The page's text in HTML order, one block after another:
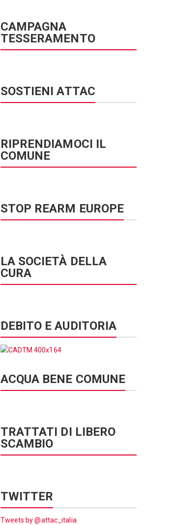
CAMPAGNA
TESSERAMENTO
SOSTIENI ATTAC
RIPRENDIAMOCI IL
COMUNE
STOP REARM EUROPE
LA SOCIETÀ DELLA
CURA
DEBITO E AUDITORIA
ACQUA BENE COMUNE
TRATTATI DI LIBERO
SCAMBIO
TWITTER
Tweets by @attac_italia